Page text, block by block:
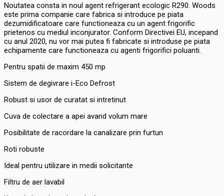
Noutatea consta in noul agent refrigerant ecologic R290. Woods
este prima companie care fabrica si introduce pe piata
dezumidificatoare care functioneaza cu un agent frigorific
prietenos cu mediul inconjurator. Conform Directivei EU, incepand
cu anul 2020, nu vor mai putea fi fabricate si introduse pe piata
echipamente care functioneaza cu agenti frigorifici poluanti.
Pentru spatii de maxim 450 mp
Sistem de degivrare i-Eco Defrost
Robust si usor de curatat si intretinut
Cuva de colectare a apei avand volum mare
Posibilitate de racordare la canalizare prin furtun
Roti robuste
Ideal pentru utilizare in medii solicitante
Filtru de aer lavabil